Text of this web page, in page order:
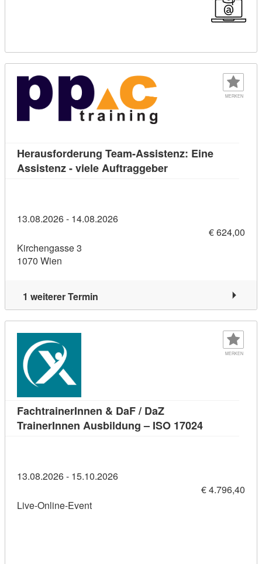
MERKEN
Herausforderung Team-Assistenz: Eine
Assistenz - viele AuftraggeberKursdetail:
13.08.2026 - 14.08.2026
€ 624,00
Kirchengasse 3
1070 Wien
1 weiterer Termin
MERKEN
FachtrainerInnen & DaF / DaZ
TrainerInnen Ausbildung – ISO 17024Kursdetail:
13.08.2026 - 15.10.2026
€ 4.796,40
Live-Online-Event